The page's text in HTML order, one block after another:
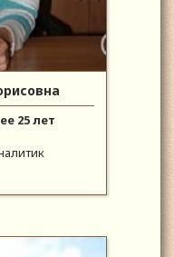
25 лет